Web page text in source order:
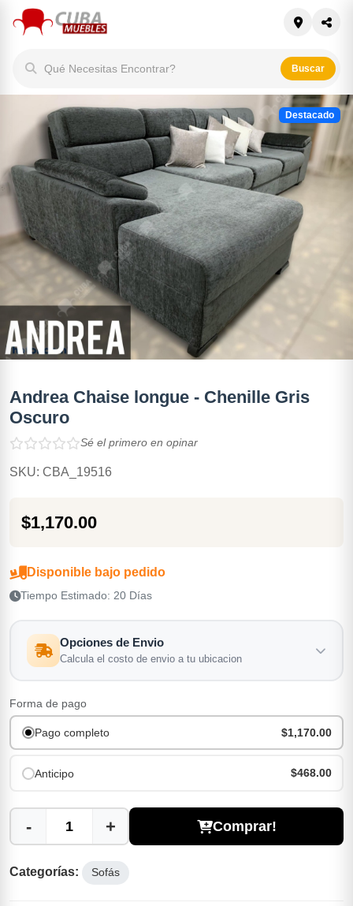
Qué Necesitas Encontrar? Buscar
Destacado
Andrea Chaise longue - Chenille Gris
Oscuro
Sé el primero en opinar
SKU: CBA_19516
$1,170.00
Disponible bajo pedido
Tiempo Estimado: 20 Días
Opciones de Envio
Calcula el costo de envio a tu ubicacion
Forma de pago
Pago completo $1,170.00
Anticipo $468.00
- + Comprar!
Categorías: Sofás